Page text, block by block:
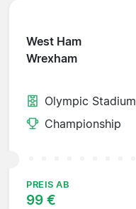
West Ham
Wrexham
Olympic Stadium
Championship
PREIS AB
99 €